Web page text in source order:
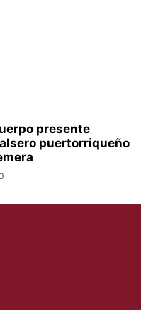
presente
puertorriqueño